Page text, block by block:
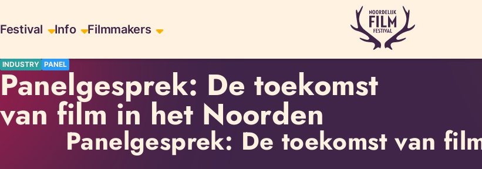
Festival Info Filmmakers
INDUSTRY PANEL
Panelgesprek: De toekomst
van film in het Noorden
Panelgesprek: De toekomst van